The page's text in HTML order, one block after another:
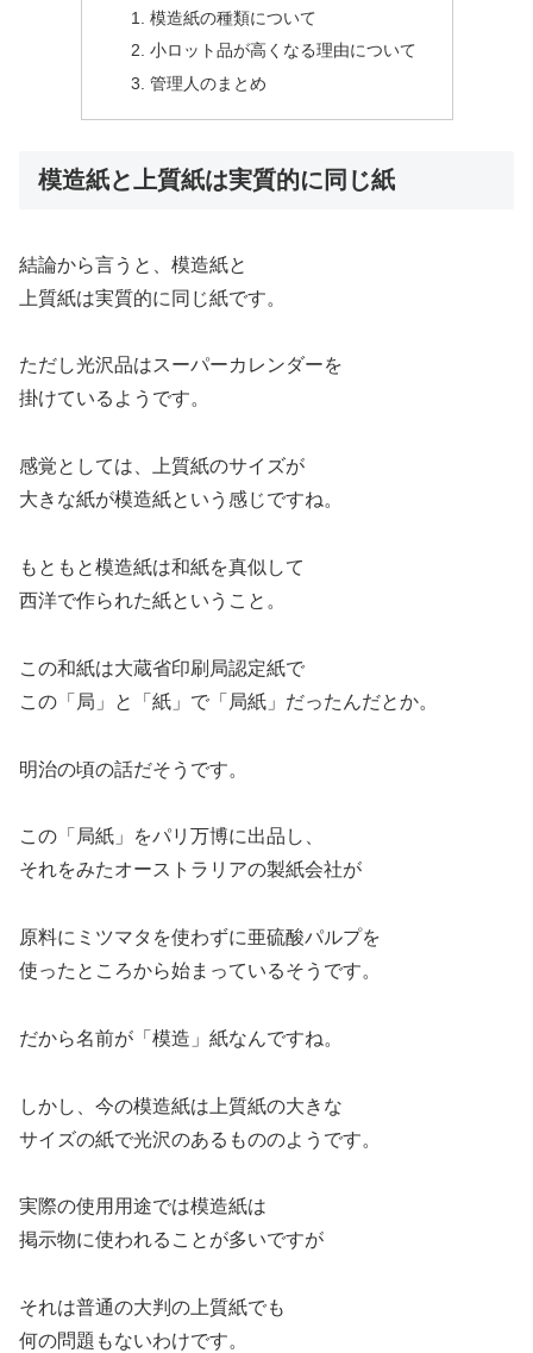
模造紙の種類について
小ロット品が高くなる理由について
管理人のまとめ
模造紙と上質紙は実質的に同じ紙
結論から言うと、模造紙と
上質紙は実質的に同じ紙です。
ただし光沢品はスーパーカレンダーを
掛けているようです。
感覚としては、上質紙のサイズが
大きな紙が模造紙という感じですね。
もともと模造紙は和紙を真似して
西洋で作られた紙ということ。
この和紙は大蔵省印刷局認定紙で
この「局」と「紙」で「局紙」だったんだとか。
明治の頃の話だそうです。
この「局紙」をパリ万博に出品し、
それをみたオーストラリアの製紙会社が
原料にミツマタを使わずに亜硫酸パルプを
使ったところから始まっているそうです。
だから名前が「模造」紙なんですね。
しかし、今の模造紙は上質紙の大きな
サイズの紙で光沢のあるもののようです。
実際の使用用途では模造紙は
掲示物に使われることが多いですが
それは普通の大判の上質紙でも
何の問題もないわけです。